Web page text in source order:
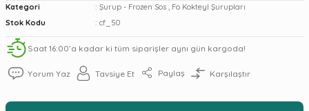
Kategori Şurup - Frozen Sos , Fo Kokteyl Şurupları
Stok Kodu
cf_50
Saat 16:00’a kadar ki tüm siparişler aynı gün kargoda!
Yorum Yaz Tavsiye Et Paylaş Karşılaştır